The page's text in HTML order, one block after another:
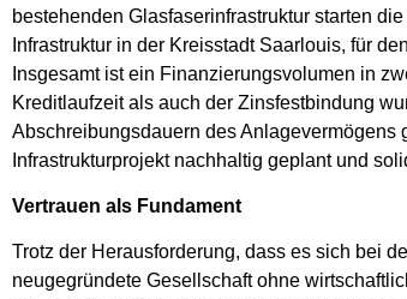
bestehenden Glasfaserinfrastruktur starten
Infrastruktur in der Kreisstadt Saarlouis, für
Insgesamt ist ein Finanzierungsvolumen in
Kreditlaufzeit als auch der Zinsfestbindung
Abschreibungsdauern des Anlagevermögens
Infrastrukturprojekt nachhaltig geplant und
Vertrauen als Fundament
Trotz der Herausforderung, dass es sich bei
neugegründete Gesellschaft ohne